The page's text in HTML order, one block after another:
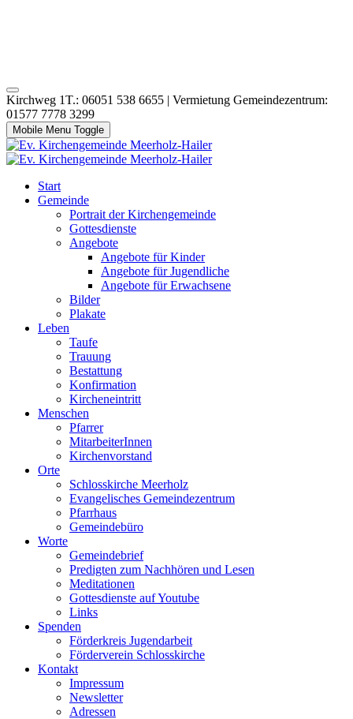
Kirchweg 1T.: 06051 538 6655 | Vermietung Gemeindezentrum:
01577 7778 3299
Mobile Menu Toggle
Start
Gemeinde
Portrait der Kirchengemeinde
Gottesdienste
Angebote
Angebote für Kinder
Angebote für Jugendliche
Angebote für Erwachsene
Bilder
Plakate
Leben
Taufe
Trauung
Bestattung
Konfirmation
Kircheneintritt
Menschen
Pfarrer
MitarbeiterInnen
Kirchenvorstand
Orte
Schlosskirche Meerholz
Evangelisches Gemeindezentrum
Pfarrhaus
Gemeindebüro
Worte
Gemeindebrief
Predigten zum Nachhören und Lesen
Meditationen
Gottesdienste auf Youtube
Links
Spenden
Förderkreis Jugendarbeit
Förderverein Schlosskirche
Kontakt
Impressum
Newsletter
Adressen